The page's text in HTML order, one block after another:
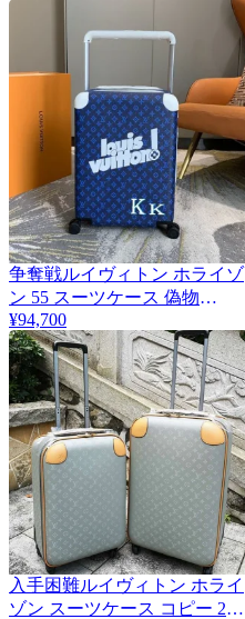
2
争奪戦ルイヴィトン ホライゾ
ン 55 スーツケース 偽物
vuj91757
¥94,700
入手困難ルイヴィトン ホライ
ゾン スーツケース コピー 2サ